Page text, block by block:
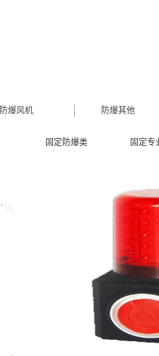
防爆风机 防爆其他
固定专
固定防爆类